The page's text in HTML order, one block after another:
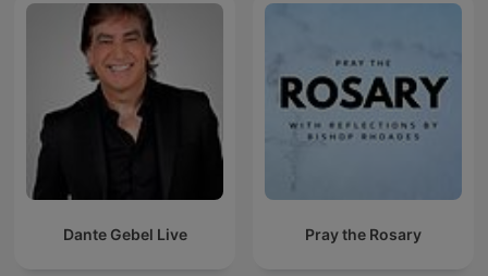
Dante Gebel Live Pray the Rosary